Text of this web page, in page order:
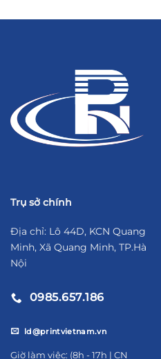
Trụ sở chính
Địa chỉ: Lô 44D, KCN Quang
Minh, Xã Quang Minh, TP.Hà
Nội
0985.657.186
ld@printvietnam.vn
​Giờ làm việc: (8h - 17h | CN